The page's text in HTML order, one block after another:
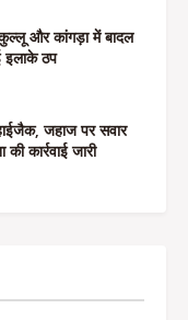
और कांगड़ा में बादल
इलाके ठप
जहाज पर सवार
कार्रवाई जारी